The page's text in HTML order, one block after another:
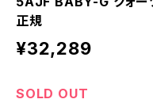
正規
¥32,289
SOLD OUT